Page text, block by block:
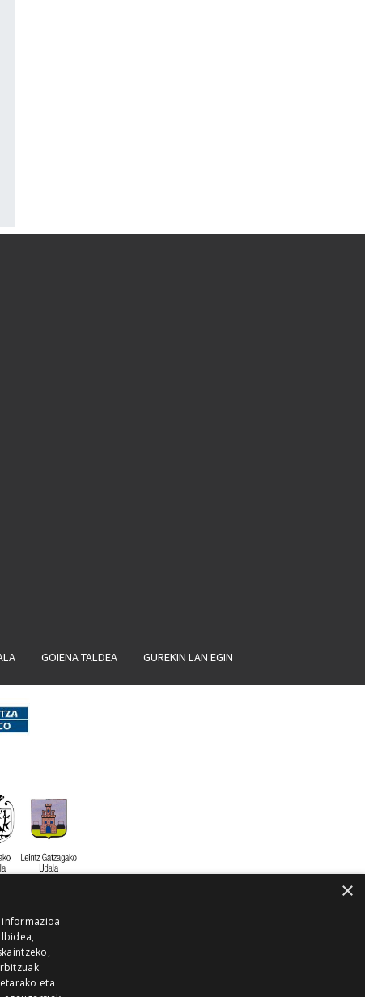
GOIENA TALDEA GUREKIN LAN EGIN
×
eta